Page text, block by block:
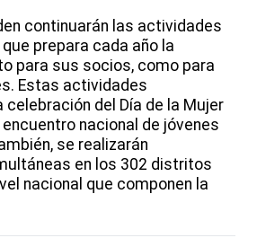
continuarán las actividades
prepara cada año la
para sus socios, como para
Estas actividades
celebración del Día de la Mujer
nacional de jóvenes
se realizarán
en los 302 distritos
nacional que componen la